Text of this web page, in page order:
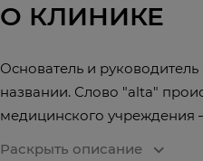
О КЛИНИКЕ
Основатель и
названии. Слово "alta"
медицинского учреждения
Раскрыть описание
expand_more